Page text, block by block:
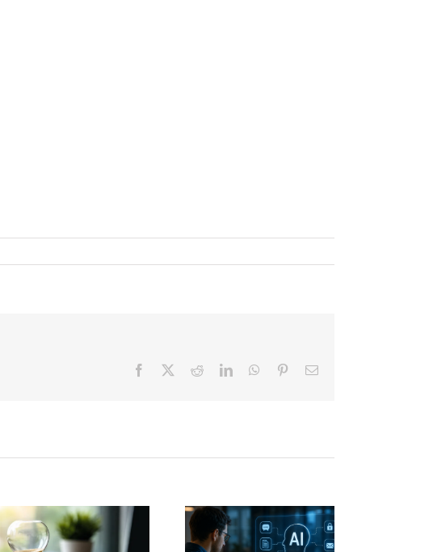
Facebook RedditLinkedInWhatsApp
PinterestCorreo
lo que el uso
inteligencia
también es